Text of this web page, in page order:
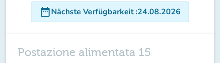
date_rangeNächste Verfügbarkeit:24.08.2026
Postazione alimentata 15